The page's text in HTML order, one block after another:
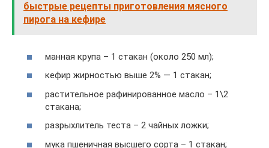
быстрые рецепты приготовления мясного
пирога на кефире
манная крупа – 1 стакан (около 250 мл);
кефир жирностью выше 2% — 1 стакан;
растительное рафинированное масло – 1\2
стакана;
разрыхлитель теста – 2 чайных ложки;
мука пшеничная высшего сорта – 1 стакан;